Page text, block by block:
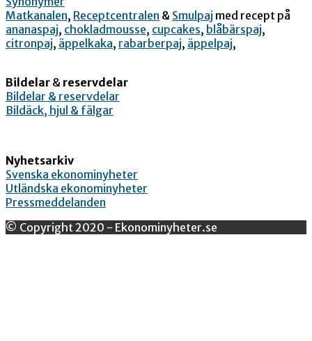
Matkanalen, Receptcentralen & Smulpaj med recept på
ananaspaj, chokladmousse, cupcakes, blåbärspaj,
citronpaj, äppelkaka, rabarberpaj, äppelpaj,
Bildelar & reservdelar
Bildelar & reservdelar
Bildäck, hjul & fälgar
Nyhetsarkiv
Svenska ekonominyheter
Utländska ekonominyheter
Pressmeddelanden
© Copyright 2020 - Ekonominyheter.se